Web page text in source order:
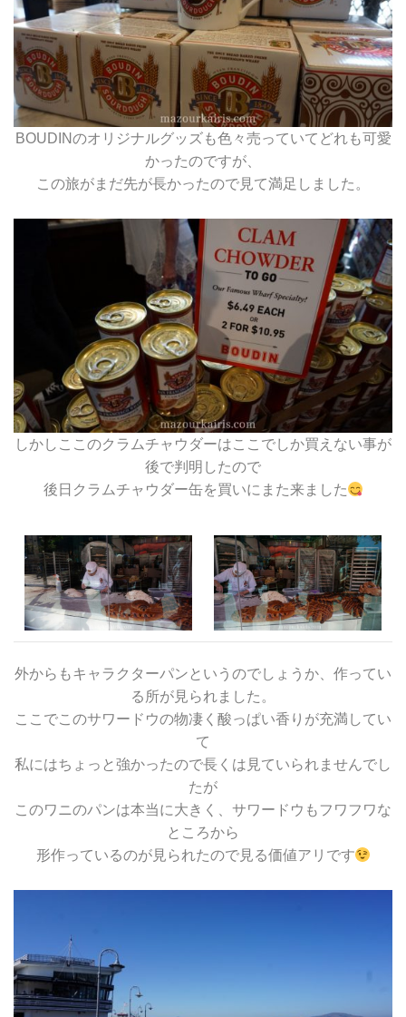
BOUDINのオリジナルグッズも色々売っていてどれも可愛
かったのですが、
この旅がまだ先が長かったので見て満足しました。
しかしここのクラムチャウダーはここでしか買えない事が
後で判明したので
後日クラムチャウダー缶を買いにまた来ました
外からもキャラクターパンというのでしょうか、作ってい
る所が見られました。
ここでこのサワードウの物凄く酸っぱい香りが充満してい
て
私にはちょっと強かったので長くは見ていられませんでし
たが
このワニのパンは本当に大きく、サワードウもフワフワな
ところから
形作っているのが見られたので見る価値アリです